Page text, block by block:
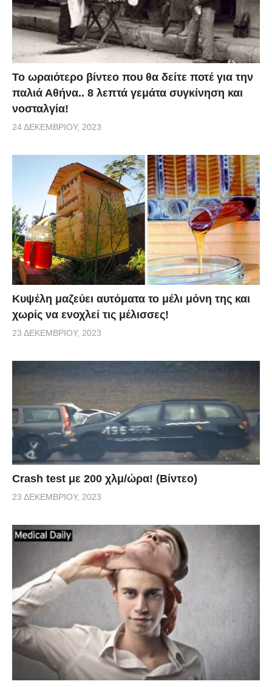
Το ωραιότερο βίντεο που θα δείτε ποτέ για την
παλιά Αθήνα.. 8 λεπτά γεμάτα συγκίνηση και
νοσταλγία!
24 ΔΕΚΕΜΒΡΊΟΥ, 2023
Κυψέλη μαζεύει αυτόματα το μέλι μόνη της και
χωρίς να ενοχλεί τις μέλισσες!
23 ΔΕΚΕΜΒΡΊΟΥ, 2023
Crash test με 200 χλμ/ώρα! (Βίντεο)
23 ΔΕΚΕΜΒΡΊΟΥ, 2023